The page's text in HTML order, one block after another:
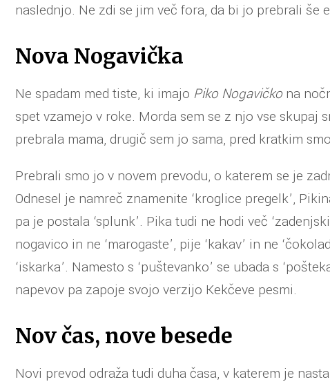
naslednjo. Ne zdi se jim več fora, da bi jo prebrali še
Nova Nogavička
Ne spadam med tiste, ki imajo Piko Nogavičkona
spet vzamejo v roke. Morda sem se z njo vse skupaj
prebrala mama, drugič sem jo sama, pred kratkim
Prebrali smo jo v novem prevodu, o katerem se je
Odnesel je namreč znamenite ‘kroglice pregelk’,
pa je postala ‘splunk’. Pika tudi ne hodi več
nogavico in ne ‘marogaste’, pije ‘kakav’ in ne
‘iskarka’. Namesto s ‘puštevanko’ se ubada s
napevov pa zapoje svojo verzijo Kekčeve pesmi.
Nov čas, nove besede
Novi prevod odraža tudi duha časa, v katerem je